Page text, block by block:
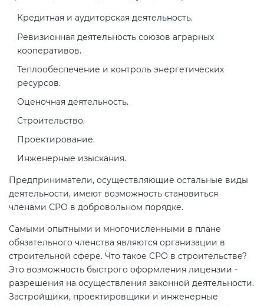
Кредитная и аудиторская деятельность.
Ревизионная деятельность союзов аграрных
кооперативов.
Теплообеспечение и контроль энергетических
ресурсов.
Оценочная деятельность.
Строительство.
Проектирование.
Инженерные изыскания.
Предприниматели, осуществляющие остальные виды
деятельности, имеют возможность становиться
членами СРО в добровольном порядке.
Самыми опытными и многочисленными в плане
обязательного членства являются организации в
строительной сфере. Что такое СРО в строительстве?
Это возможность быстрого оформления лицензии -
разрешения на осуществления законной деятельности.
Застройщики, проектировщики и инженерные